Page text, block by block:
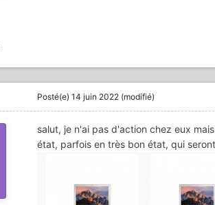
Posté(e) 14 juin 2022 (modifié)
salut, je n'ai pas d'action chez eux
état, parfois en très bon état, qui